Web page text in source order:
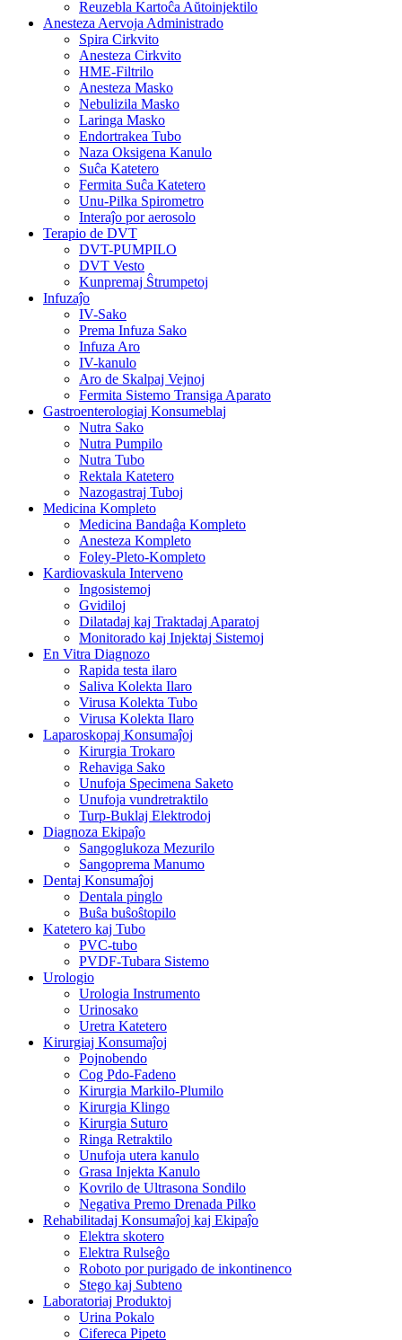
Reuzebla Kartoĉa Aŭtoinjektilo
Anesteza Aervoja Administrado
Spira Cirkvito
Anesteza Cirkvito
HME-Filtrilo
Anesteza Masko
Nebulizila Masko
Laringa Masko
Endortrakea Tubo
Naza Oksigena Kanulo
Suĉa Katetero
Fermita Suĉa Katetero
Unu-Pilka Spirometro
Interaĵo por aerosolo
Terapio de DVT
DVT-PUMPILO
DVT Vesto
Kunpremaj Ŝtrumpetoj
Infuzaĵo
IV-Sako
Prema Infuza Sako
Infuza Aro
IV-kanulo
Aro de Skalpaj Vejnoj
Fermita Sistemo Transiga Aparato
Gastroenterologiaj Konsumeblaj
Nutra Sako
Nutra Pumpilo
Nutra Tubo
Rektala Katetero
Nazogastraj Tuboj
Medicina Kompleto
Medicina Bandaĝa Kompleto
Anesteza Kompleto
Foley-Pleto-Kompleto
Kardiovaskula Interveno
Ingosistemoj
Gvidiloj
Dilatadaj kaj Traktadaj Aparatoj
Monitorado kaj Injektaj Sistemoj
En Vitra Diagnozo
Rapida testa ilaro
Saliva Kolekta Ilaro
Virusa Kolekta Tubo
Virusa Kolekta Ilaro
Laparoskopaj Konsumaĵoj
Kirurgia Trokaro
Rehaviga Sako
Unufoja Specimena Saketo
Unufoja vundretraktilo
Turp-Buklaj Elektrodoj
Diagnoza Ekipaĵo
Sangoglukoza Mezurilo
Sangoprema Manumo
Dentaj Konsumaĵoj
Dentala pinglo
Buŝa buŝoŝtopilo
Katetero kaj Tubo
PVC-tubo
PVDF-Tubara Sistemo
Urologio
Urologia Instrumento
Urinosako
Uretra Katetero
Kirurgiaj Konsumaĵoj
Pojnobendo
Cog Pdo-Fadeno
Kirurgia Markilo-Plumilo
Kirurgia Klingo
Kirurgia Suturo
Ringa Retraktilo
Unufoja utera kanulo
Grasa Injekta Kanulo
Kovrilo de Ultrasona Sondilo
Negativa Premo Drenada Pilko
Rehabilitadaj Konsumaĵoj kaj Ekipaĵo
Elektra skotero
Elektra Rulseĝo
Roboto por purigado de inkontinenco
Stego kaj Subteno
Laboratoriaj Produktoj
Urina Pokalo
Cifereca Pipeto